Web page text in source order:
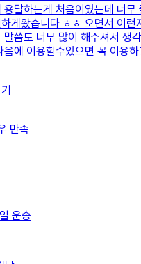
용달하는게 처음이였는데 너무
게왔습니다 ㅎㅎ 오면서 이런
말씀도 너무 많이 해주셔서 생
음에 이용할수있으면 꼭 이용
만족
운송